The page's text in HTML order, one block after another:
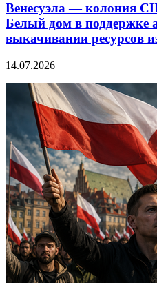
Венесуэла — колония
Белый дом в поддержке
выкачивании ресурсов
14.07.2026